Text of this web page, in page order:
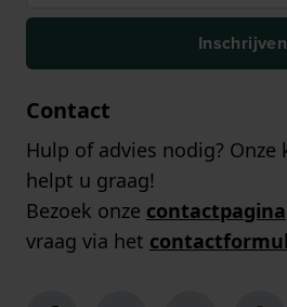
Inschrijven
Contact
Hulp of advies nodig? Onze
helpt u graag!
Bezoek onze contactpagina
vraag via het